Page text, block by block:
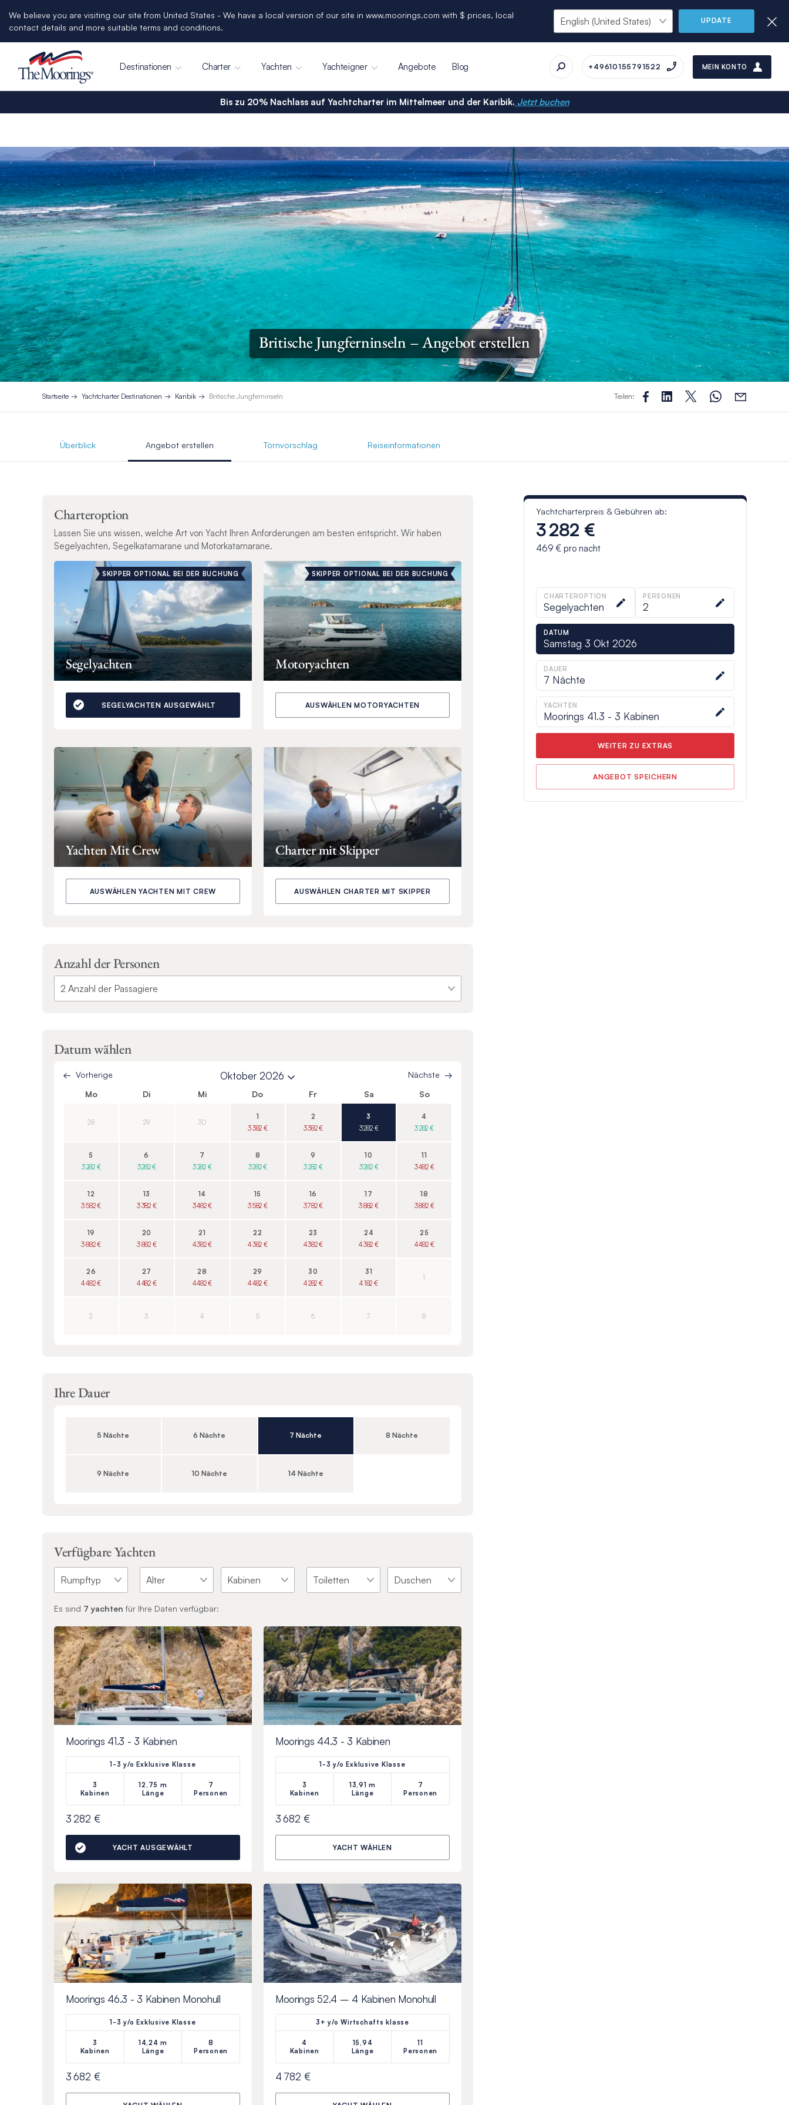
We believe you are visiting our site from United States - We have a local version of our site in www.moorings.com with $ prices, local
contact details and more suitable terms and conditions.
UPDATE
Destinationen Charter Yachten Yachteigner Angebote Blog +49610155791522 MEIN KONTO
Bis zu 20% Nachlass auf Yachtcharter im Mittelmeer und der Karibik. Jetzt buchen
Britische Jungferninseln – Angebot erstellen
Startseite Yachtcharter Destinationen Karibik Britische Jungferninseln Teilen:
Überblick Angebot erstellen Törnvorschlag Reiseinformationen
Charteroption
Lassen Sie uns wissen, welche Art von Yacht Ihren Anforderungen am besten entspricht. Wir haben
Segelyachten, Segelkatamarane und Motorkatamarane.
SKIPPER OPTIONAL BEI DER BUCHUNG
Segelyachten
SEGELYACHTEN AUSGEWÄHLT
SKIPPER OPTIONAL BEI DER BUCHUNG
Motoryachten
AUSWÄHLEN MOTORYACHTEN
Yachten Mit Crew
AUSWÄHLEN YACHTEN MIT CREW
Charter mit Skipper
AUSWÄHLEN CHARTER MIT SKIPPER
Anzahl der Personen
Datum wählen
Vorherige Oktober 2026
Nächste
Mo
Di Mi Do Fr Sa So
28 29 30
1
3 382 €
2
3 382 €
3
3 282 €
4
3 282 €
5
3 282 €
6
3 282 €
7
3 282 €
8
3 282 €
9
3 282 €
10
3 282 €
11
3 482 €
12
3 582 €
13
3 382 €
14
3 482 €
15
3 582 €
16
3 782 €
17
3 882 €
18
3 882 €
19
3 882 €
20
3 882 €
21
4 382 €
22
4 382 €
23
4 382 €
24
4 382 €
25
4 482 €
26
4 482 €
27
4 482 €
28
4 482 €
29
4 482 €
30
4 282 €
31
4 182 €
1
2 3 4 5 6 7 8
Ihre Dauer
5 Nächte 6 Nächte 7 Nächte 8 Nächte
9 Nächte 10 Nächte 14 Nächte
Verfügbare Yachten
Es sind 7 yachten für Ihre Daten verfügbar:
Moorings 41.3 - 3 Kabinen
1-3 y/o Exklusive Klasse
3
Kabinen
12,75 m
Länge
7
Personen
3 282 €
YACHT AUSGEWÄHLT
Moorings 44.3 - 3 Kabinen
1-3 y/o Exklusive Klasse
3
Kabinen
13,91 m
Länge
7
Personen
3 682 €
YACHT WÄHLEN
Moorings 46.3 - 3 Kabinen Monohull
1-3 y/o Exklusive Klasse
3
Kabinen
14,24 m
Länge
8
Personen
3 682 €
Moorings 52.4 – 4 Kabinen Monohull
3+ y/o Wirtschafts klasse
4
Kabinen
15,94
Länge
11
Personen
4 782 €
Yachtcharterpreis & Gebühren ab:
3 282 €
469 € pro nacht
CHARTEROPTION
Segelyachten
PERSONEN
2
DATUM
Samstag 3 Okt 2026
DAUER
7 Nächte
YACHTEN
Moorings 41.3 - 3 Kabinen
WEITER ZU EXTRAS
ANGEBOT SPEICHERN